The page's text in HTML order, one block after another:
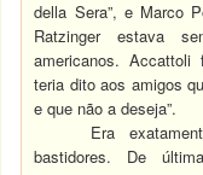
della Sera”, e Marco
Ratzinger estava
americanos.
teria dito aos amigos
e que não a deseja”.
Era
bastidores. De